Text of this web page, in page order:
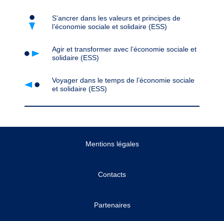
S’ancrer dans les valeurs et principes de
l’économie sociale et solidaire (ESS)
Agir et transformer avec l’économie sociale et
solidaire (ESS)
Voyager dans le temps de l’économie sociale
et solidaire (ESS)
Mentions légales
Contacts
Partenaires